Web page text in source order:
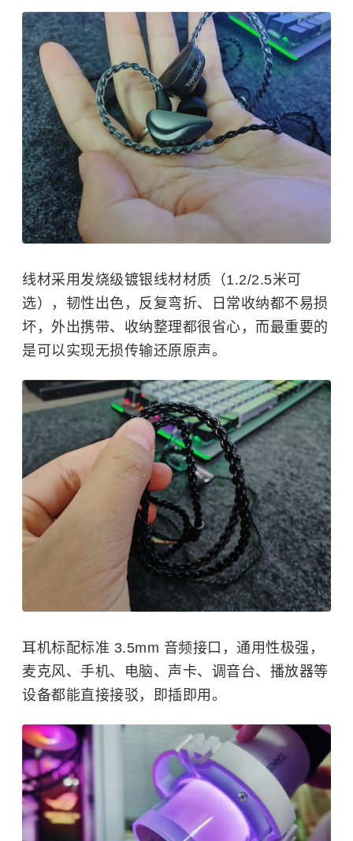
线材采用发烧级镀银线材材质（1.2/2.5米可
选），韧性出色，反复弯折、日常收纳都不易损
坏，外出携带、收纳整理都很省心，而最重要的
是可以实现无损传输还原原声。
耳机标配标准 3.5mm 音频接口，通用性极强，
麦克风、手机、电脑、 声卡、调音台、播放器等
设备都能直接接驳，即插即用。